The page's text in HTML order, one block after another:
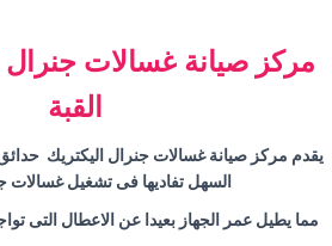
مركز صيانة غسالات جنرال
القبة
يقدم مركز صيانة غسالات جنرال اليكتريك
السهل تفاديها فى تشغيل غسالات
مما يطيل عمر الجهاز بعيدا عن الاعطال التى